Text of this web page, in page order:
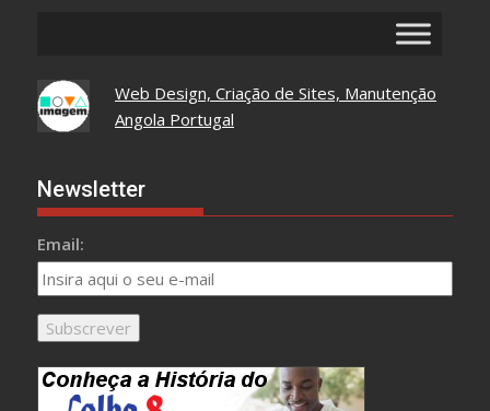
Web Design, Criação de Sites, Manutenção
Angola Portugal
Newsletter
Email: